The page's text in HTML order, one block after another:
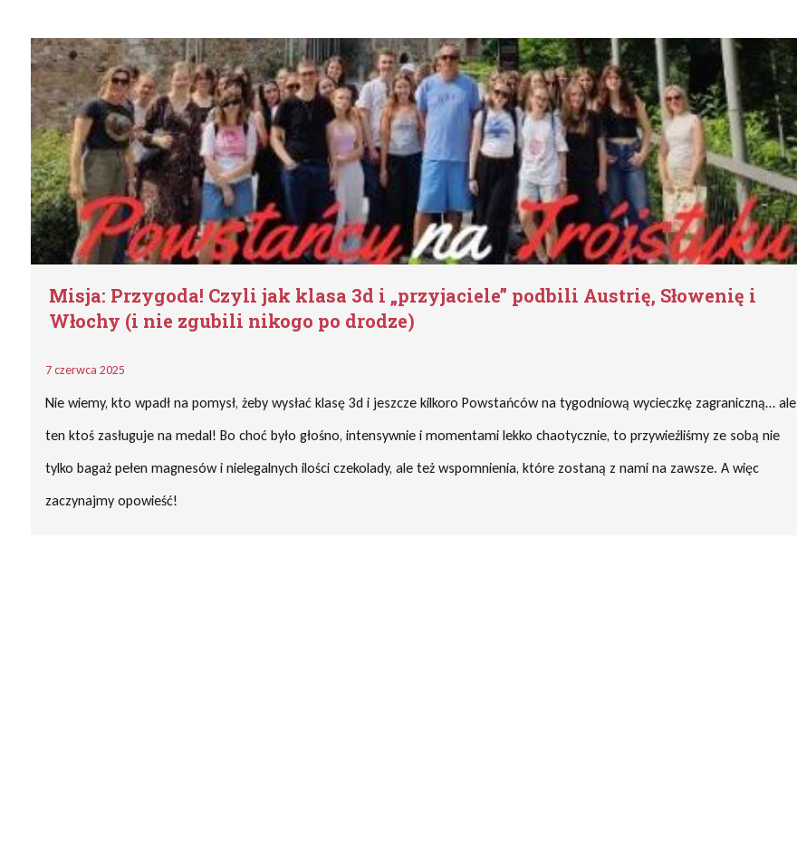
Misja: Przygoda! Czyli jak klasa 3d i „przyjaciele” podbili Austrię, Słowenię i
Włochy (i nie zgubili nikogo po drodze)
7 czerwca 2025
Nie wiemy, kto wpadł na pomysł, żeby wysłać klasę 3d i jeszcze kilkoro Powstańców na tygodniową wycieczkę zagraniczną… ale
ten ktoś zasługuje na medal! Bo choć było głośno, intensywnie i momentami lekko chaotycznie, to przywieźliśmy ze sobą nie
tylko bagaż pełen magnesów i nielegalnych ilości czekolady, ale też wspomnienia, które zostaną z nami na zawsze. A więc
zaczynajmy opowieść!